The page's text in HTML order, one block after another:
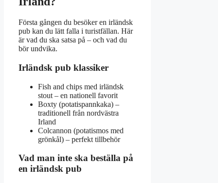
Första gången du besöker en irländsk
pub kan du lätt falla i turistfällan. Här
är vad du ska satsa på – och vad du
bör undvika.
Irländsk pub klassiker
Fish and chips med irländsk
stout – en nationell favorit
Boxty (potatispannkaka) –
traditionell från nordvästra
Irland
Colcannon (potatismos med
grönkål) – perfekt tillbehör
Vad man inte ska beställa på
en irländsk pub